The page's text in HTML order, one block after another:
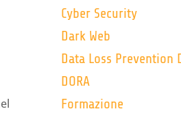
Cyber Security
Dark Web
Data Loss Prevention
DORA
Formazione